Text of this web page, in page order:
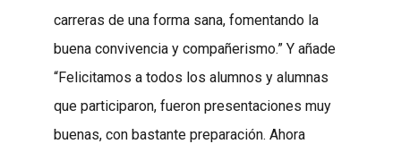
carreras de una forma sana, fomentando la
buena convivencia y compañerismo.” Y añade
“Felicitamos a todos los alumnos y alumnas
que participaron, fueron presentaciones muy
buenas, con bastante preparación. Ahora